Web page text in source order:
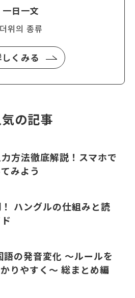
一日一文
더위의 종류
くみる
の記事
方法徹底解説！スマホで
みよう
ハングルの仕組みと読
の発音変化 〜ルールを
りやすく〜 総まとめ編